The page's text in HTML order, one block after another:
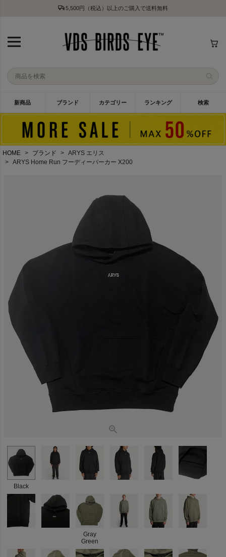
5,500円（税込）以上のご購入で送料無料
新商品 ブランド カテゴリー ランキング 検索
HOME ブランド
ARYS エリス
ARYS Home Run フーディーパーカー X200
Black
Gray
Green